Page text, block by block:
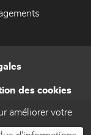
des cookies
améliorer votre